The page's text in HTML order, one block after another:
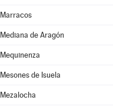
Marracos
Mediana de Aragón
Mequinenza
Mesones de Isuela
Mezalocha